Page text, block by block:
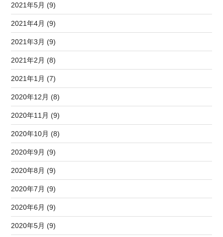
2021年5月 (9)
2021年4月 (9)
2021年3月 (9)
2021年2月 (8)
2021年1月 (7)
2020年12月 (8)
2020年11月 (9)
2020年10月 (8)
2020年9月 (9)
2020年8月 (9)
2020年7月 (9)
2020年6月 (9)
2020年5月 (9)